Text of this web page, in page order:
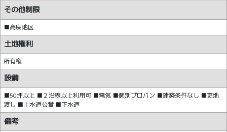
その他制限
■高度地区
土地権利
所有権
設備
■50坪以上 ■２沿線以上利用可 ■電気 ■個別プロパン ■建築条件なし ■更地
渡し ■上水道公営 ■下水道
備考